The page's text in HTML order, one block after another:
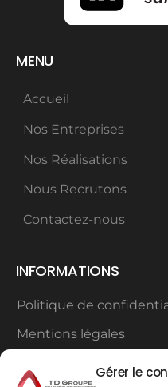
Gérer le
MENU
Accueil
Nos Entreprises
Nos Réalisations
Nous Recrutons
Contactez-nous
INFORMATIONS
Politique de
Mentions légales